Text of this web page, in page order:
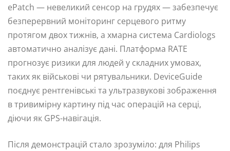
ePatch — невеликий сенсор на грудях — забезпечує
безперервний моніторинг серцевого ритму
протягом двох тижнів, а хмарна система Cardiologs
автоматично аналізує дані. Платформа RATE
прогнозує ризики для людей у складних умовах,
таких як військові чи рятувальники. DeviceGuide
поєднує рентгенівські та ультразвукові зображення
в тривимірну картину під час операцій на серці,
діючи як GPS-навігація.
Після демонстрацій стало зрозуміло: для Philips